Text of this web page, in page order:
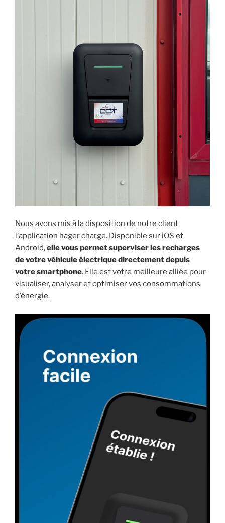
Nous avons mis à la disposition de notre client
l’application hager charge. Disponible sur iOS et
Android,elle vous permet superviser les recharges
de votre véhicule électrique directement depuis
votre smartphone. Elle est votre meilleure alliée pour
visualiser, analyser et optimiser vos consommations
d’énergie.